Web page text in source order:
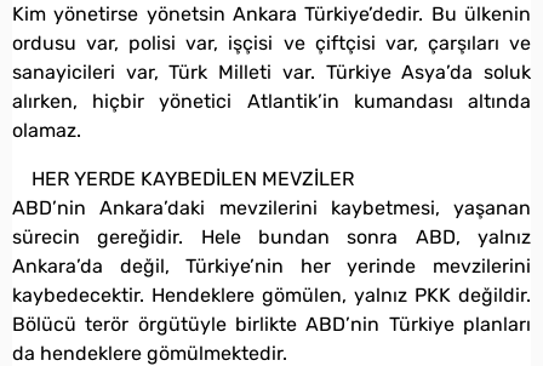
Kim yönetirse yönetsin Ankara Türkiye’dedir. Bu ülkenin
ordusu var, polisi var, işçisi ve çiftçisi var, çarşıları ve
sanayicileri var, Türk Milleti var. Türkiye Asya’da soluk
alırken, hiçbir yönetici Atlantik’in kumandası altında
olamaz.
HER YERDE KAYBEDİLEN MEVZİLER
ABD’nin Ankara’daki mevzilerini kaybetmesi, yaşanan
sürecin gereğidir. Hele bundan sonra ABD, yalnız
Ankara’da değil, Türkiye’nin her yerinde mevzilerini
kaybedecektir. Hendeklere gömülen, yalnız PKK değildir.
Bölücü terör örgütüyle birlikte ABD’nin Türkiye planları
da hendeklere gömülmektedir.